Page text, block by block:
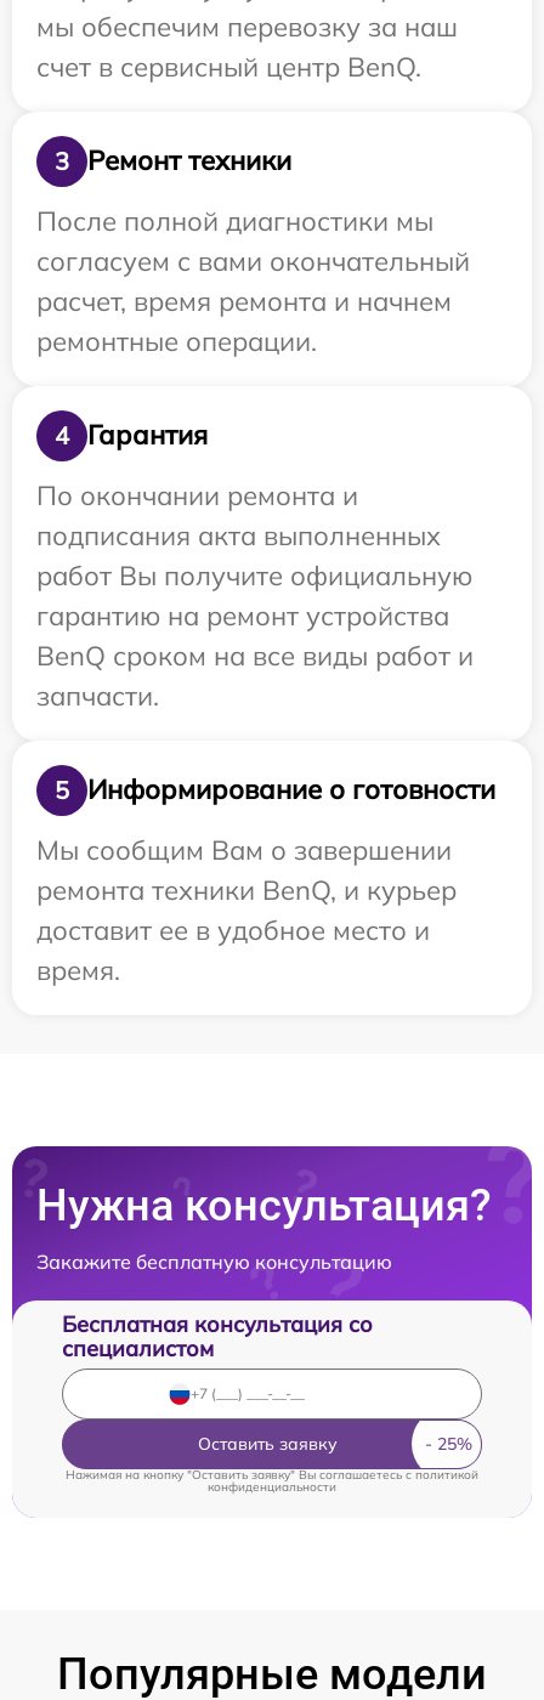
мы обеспечим перевозку за наш
счет в сервисный центр BenQ.
3
Ремонт техники
После полной диагностики мы
согласуем с вами окончательный
расчет, время ремонта и начнем
ремонтные операции.
4
Гарантия
По окончании ремонта и
подписания акта выполненных
работ Вы получите официальную
гарантию на ремонт устройства
BenQ сроком на все виды работ и
запчасти.
5
Информирование о готовности
Мы сообщим Вам о завершении
ремонта техники BenQ, и курьер
доставит ее в удобное место и
время.
Нужна консультация?
Закажите бесплатную консультацию
Бесплатная консультация со
специалистом
Оставить заявку
Нажимая на кнопку "Оставить заявку" Вы соглашаетесь cполитикой
конфиденциальности
Популярные модели